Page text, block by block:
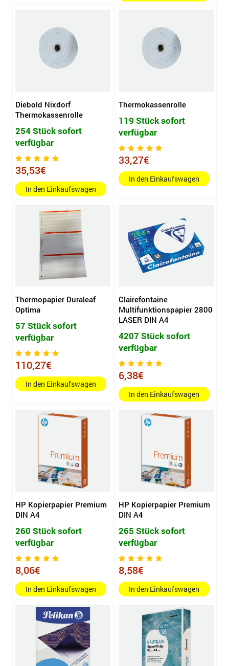
Diebold Nixdorf
Thermokassenrolle
254 Stück sofort
verfügbar
35,53€
In den Einkaufswagen
Thermokassenrolle
119 Stück sofort
verfügbar
33,27€
In den Einkaufswagen
Thermopapier Duraleaf
Optima
57 Stück sofort
verfügbar
110,27€
In den Einkaufswagen
Clairefontaine
Multifunktionspapier 2800
LASER DIN A4
4207 Stück sofort
verfügbar
6,38€
In den Einkaufswagen
HP Kopierpapier Premium
DIN A4
260 Stück sofort
verfügbar
8,06€
In den Einkaufswagen
HP Kopierpapier Premium
DIN A4
265 Stück sofort
verfügbar
8,58€
In den Einkaufswagen